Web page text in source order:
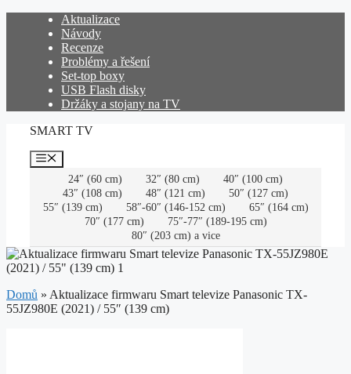
Přeskočit
Aktualizace
Návody
Recenze
Problémy a řešení
Set-top boxy
USB Flash disky
Držáky a stojany na TV
SMART TV
Menu
24″ (60 cm)
32″ (80 cm)
40″ (100 cm)
43″ (108 cm)
48″ (121 cm)
50″ (127 cm)
55″ (139 cm)
58″-60″ (146-152 cm)
65″ (164 cm)
70″ (177 cm)
75″-77″ (189-195 cm)
80″ (203 cm) a vice
Domů » Aktualizace firmwaru Smart televize Panasonic TX-
55JZ980E (2021) / 55″ (139 cm)